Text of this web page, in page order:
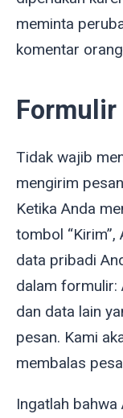
meminta
komentar
Formulir
Tidak wajib
mengirim
Ketika Anda
tombol
data pribadi
dalam formulir:
dan data lain
pesan. Kami
membalas
Ingatlah